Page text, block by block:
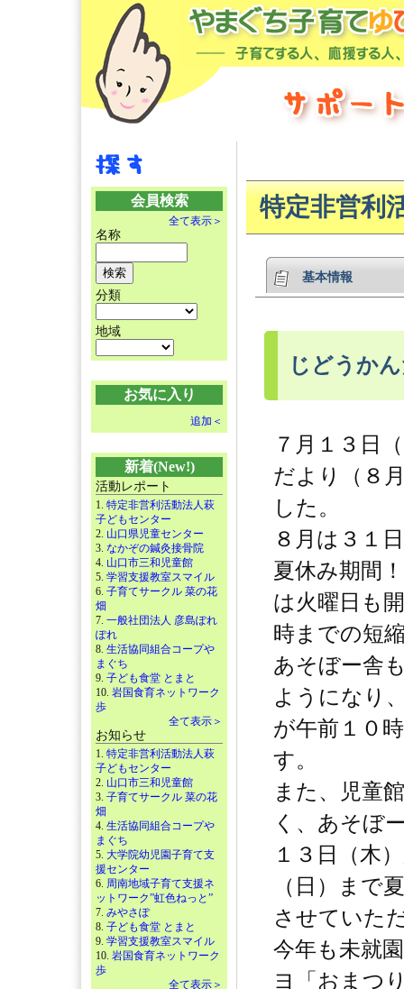
会員検索
全て表示＞
名称
分類
地域
お気に入り
追加＜
新着(New!)
活動レポート
1. 特定非営利活動法人萩
子どもセンター
2. 山口県児童センター
3. なかぞの鍼灸接骨院
4. 山口市三和児童館
5. 学習支援教室スマイル
6. 子育てサークル 菜の花
畑
7. 一般社団法人 彦島ぽれ
ぽれ
8. 生活協同組合コープや
まぐち
9. 子ども食堂 とまと
10. 岩国食育ネットワーク
歩
全て表示＞
お知らせ
1. 特定非営利活動法人萩
子どもセンター
2. 山口市三和児童館
3. 子育てサークル 菜の花
畑
4. 生活協同組合コープや
まぐち
5. 大学院幼児園子育て支
援センター
6. 周南地域子育て支援ネ
ットワーク”虹色ねっと”
7. みやさぽ
8. 子ども食堂 とまと
9. 学習支援教室スマイル
10. 岩国食育ネットワーク
歩
全て表示＞
特定非営利
基本情報
じどうか
７月１３日
だより（８
した。
８月は３１
夏休み期間
は火曜日も
時までの短
あそぼー舎
ようになり
が午前１０
す。
また、児童
く、あそぼ
１３日（木
（日）まで
させていた
今年も未就
ヨ「おまつ